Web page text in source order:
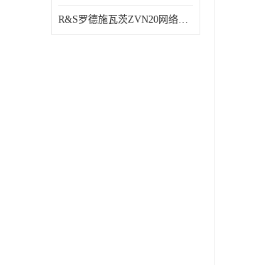
R&S罗德施瓦茨ZVN20网络分析仪 性能稳定 提高网络性能